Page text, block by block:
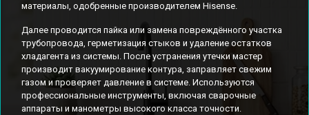
материалы, одобренные производителем Hisense.
Далее проводится пайка или замена повреждённого участка
трубопровода, герметизация стыков и удаление остатков
хладагента из системы. После устранения утечки мастер
производит вакуумирование контура, заправляет свежим
газом и проверяет давление в системе. Используются
профессиональные инструменты, включая сварочные
аппараты и манометры высокого класса точности.